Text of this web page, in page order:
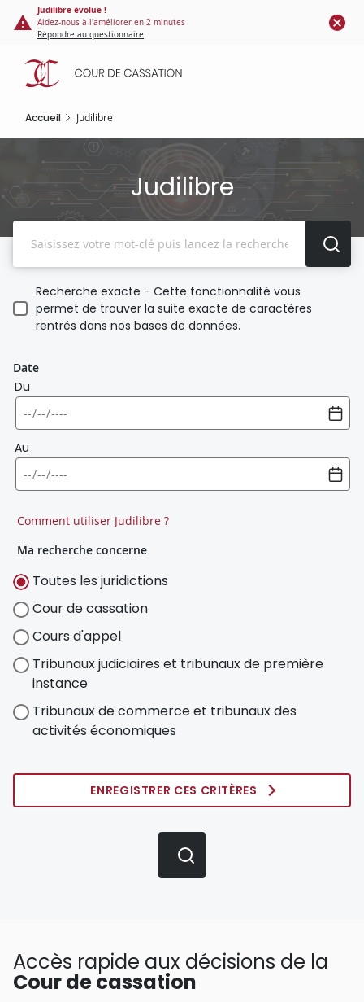
Panneau de gestion des cookies
contenu
principal
Judilibre évolue !
Aidez-nous à l'améliorer en 2 minutes
Répondre au questionnaire
Accueil Judilibre
Judilibre
Recherche exacte - Cette fonctionnalité vous
permet de trouver la suite exacte de caractères
rentrés dans nos bases de données.
Date
Du
Au
Comment utiliser Judilibre ?
Ma recherche concerne
Toutes les juridictions
Cour de cassation
Cours d'appel
Tribunaux judiciaires et tribunaux de première
instance
Tribunaux de commerce et tribunaux des
activités économiques
ENREGISTRER CES CRITÈRES
Accès rapide aux décisions de la
Cour de cassation